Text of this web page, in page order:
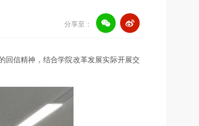
分享至：
回信精神，结合学院改革发展实际开展交